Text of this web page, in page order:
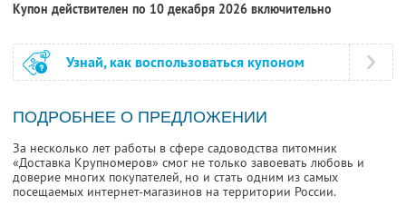
Купон действителен по 10 декабря 2026 включительно
Узнай, как воспользоваться купоном
ПОДРОБНЕЕ О ПРЕДЛОЖЕНИИ
За несколько лет работы в сфере садоводства питомник
«Доставка Крупномеров» смог не только завоевать любовь и
доверие многих покупателей, но и стать одним из самых
посещаемых интернет-магазинов на территории России.